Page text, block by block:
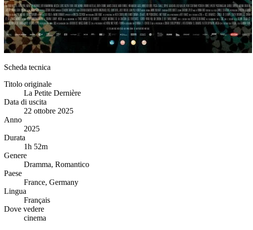
Scheda tecnica
Titolo originale
La Petite Dernière
Data di uscita
22 ottobre 2025
Anno
2025
Durata
1h 52m
Genere
Dramma, Romantico
Paese
France, Germany
Lingua
Français
Dove vedere
cinema